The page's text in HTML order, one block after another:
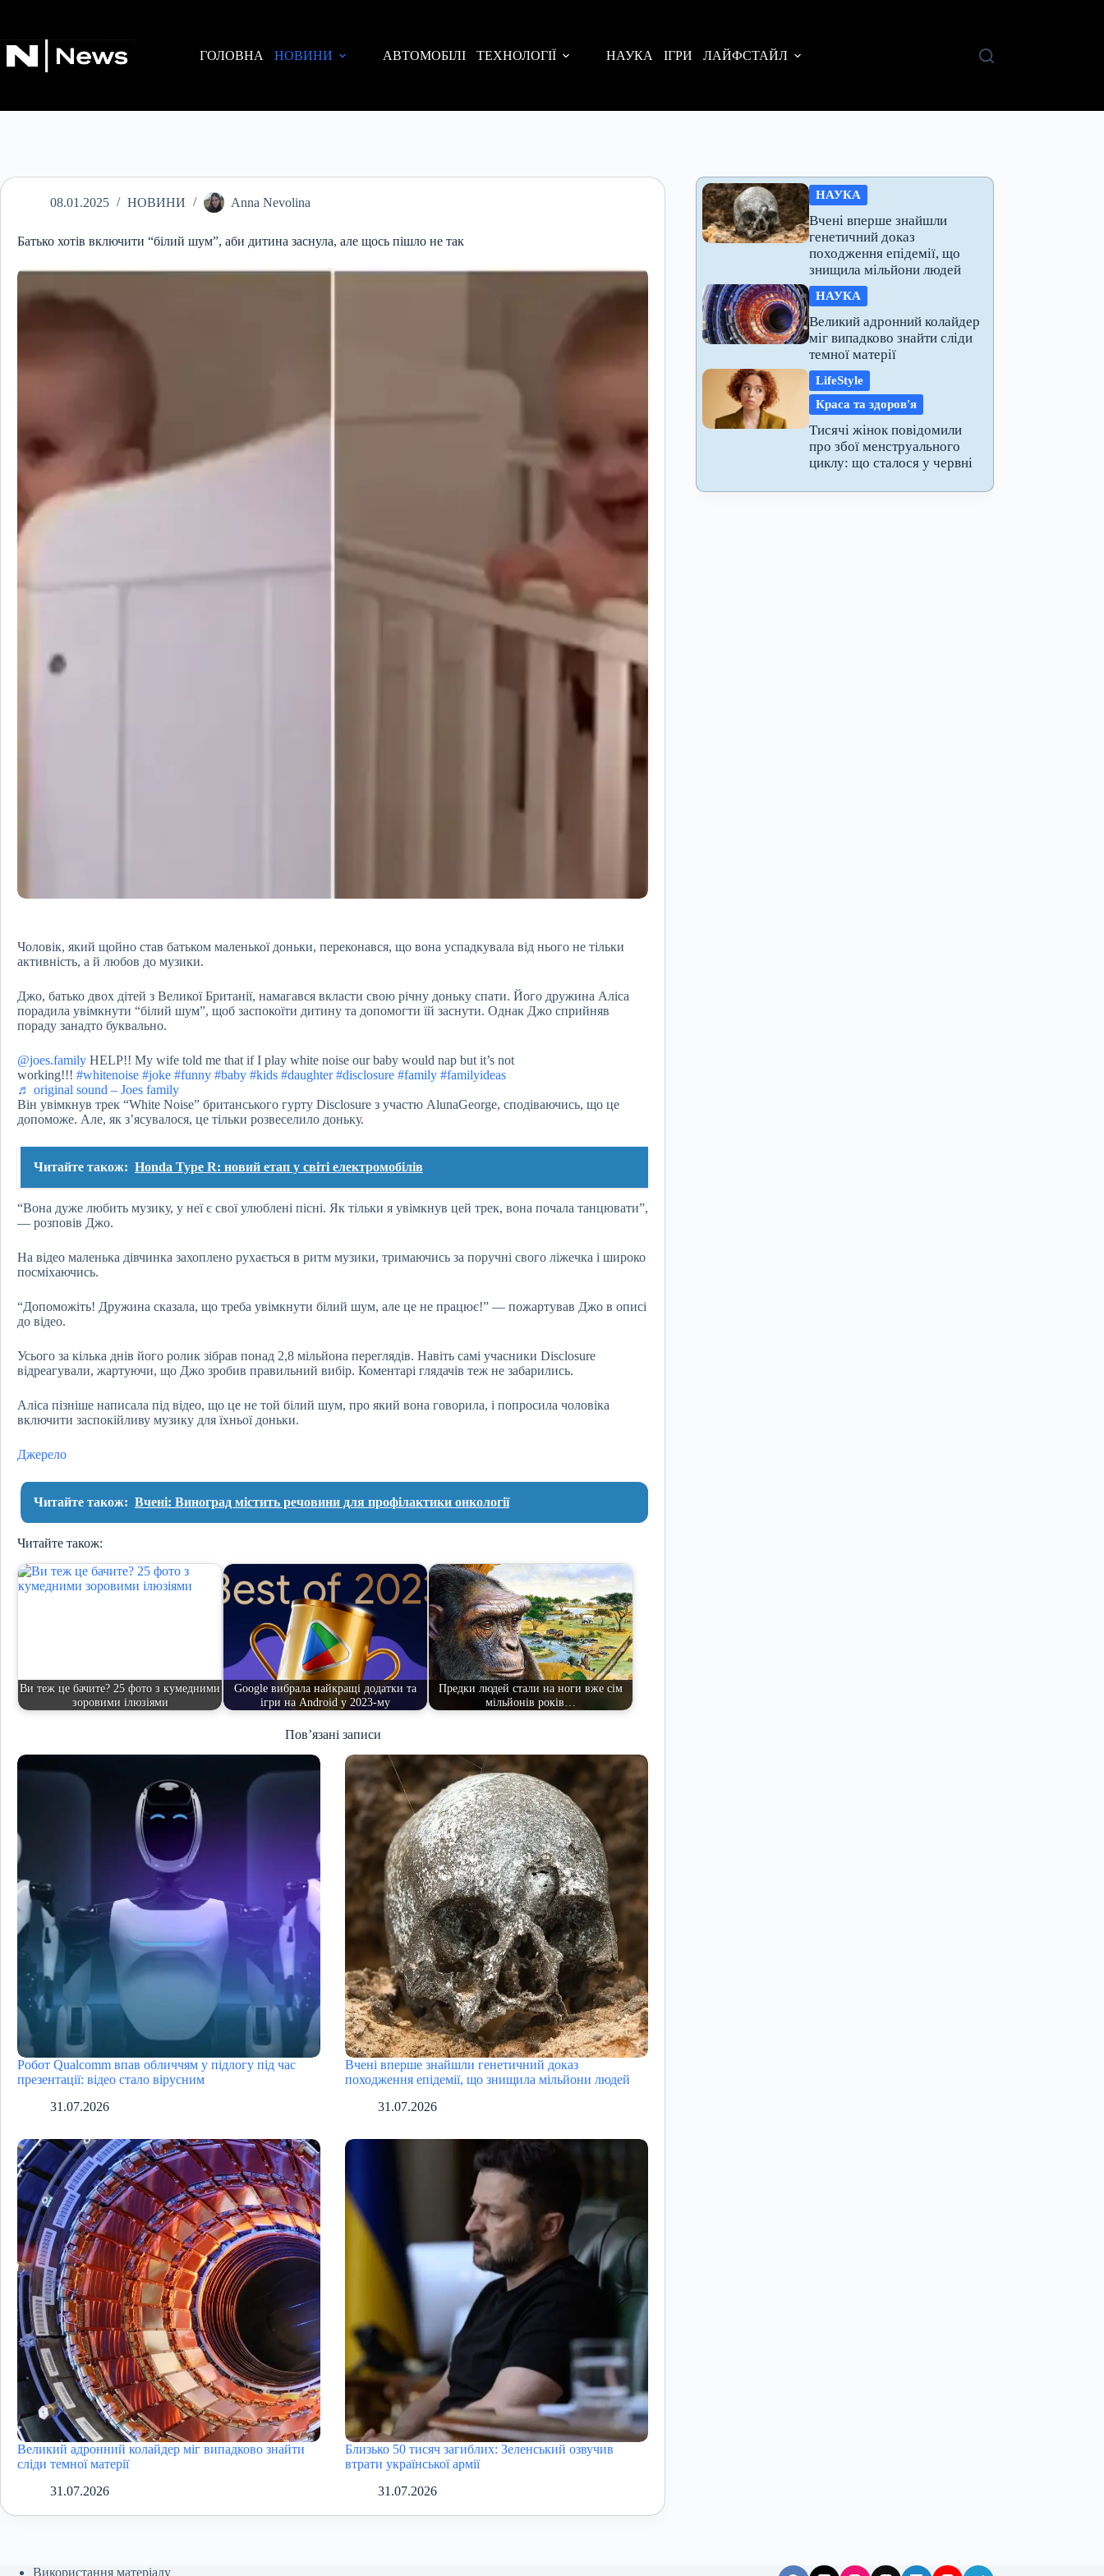
ГОЛОВНА
НОВИНИ АВТОМОБІЛІ ТЕХНОЛОГІЇ НАУКА ІГРИ ЛАЙФСТАЙЛ
08.01.2025 НОВИНИ Anna Nevolina
Батько хотів включити “білий шум”, аби дитина заснула, але щось пішло не так
Чоловік, який щойно став батьком маленької доньки, переконався, що вона успадкувала від нього не тільки
активність, а й любов до музики.
Джо, батько двох дітей з Великої Британії, намагався вкласти свою річну доньку спати. Його дружина Аліса
порадила увімкнути “білий шум”, щоб заспокоїти дитину та допомогти їй заснути. Однак Джо сприйняв
пораду занадто буквально.
@joes.family HELP!! My wife told me that if I play white noise our baby would nap but it’s not
working!!! #whitenoise #joke #funny #baby #kids #daughter #disclosure #family #familyideas
♬ original sound – Joes family
Він увімкнув трек “White Noise” британського гурту Disclosure з участю AlunaGeorge, сподіваючись, що це
допоможе. Але, як з’ясувалося, це тільки розвеселило доньку.
Читайте також: Honda Type R: новий етап у світі електромобілів
“Вона дуже любить музику, у неї є свої улюблені пісні. Як тільки я увімкнув цей трек, вона почала танцювати”,
— розповів Джо.
На відео маленька дівчинка захоплено рухається в ритм музики, тримаючись за поручні свого ліжечка і широко
посміхаючись.
“Допоможіть! Дружина сказала, що треба увімкнути білий шум, але це не працює!” — пожартував Джо в описі
до відео.
Усього за кілька днів його ролик зібрав понад 2,8 мільйона переглядів. Навіть самі учасники Disclosure
відреагували, жартуючи, що Джо зробив правильний вибір. Коментарі глядачів теж не забарились.
Аліса пізніше написала під відео, що це не той білий шум, про який вона говорила, і попросила чоловіка
включити заспокійливу музику для їхньої доньки.
Джерело
Читайте також: Вчені: Виноград містить речовини для профілактики онкології
Читайте також:
Ви теж це бачите? 25 фото з кумедними
зоровими ілюзіями
Google вибрала найкращі додатки та
ігри на Android у 2023-му
Предки людей стали на ноги вже сім
мільйонів років…
Пов’язані записи
Робот Qualcomm впав обличчям у підлогу під час
презентації: відео стало вірусним
31.07.2026
Вчені вперше знайшли генетичний доказ
походження епідемії, що знищила мільйони людей
31.07.2026
Великий адронний колайдер міг випадково знайти
сліди темної матерії
31.07.2026
Близько 50 тисяч загиблих: Зеленський озвучив
втрати української армії
31.07.2026
НАУКА
Вчені вперше знайшли
генетичний доказ
походження епідемії, що
знищила мільйони людей
НАУКА
Великий адронний колайдер
міг випадково знайти сліди
темної матерії
LifeStyle
Краса та здоров'я
Тисячі жінок повідомили
про збої менструального
циклу: що сталося у червні
Використання матеріалу